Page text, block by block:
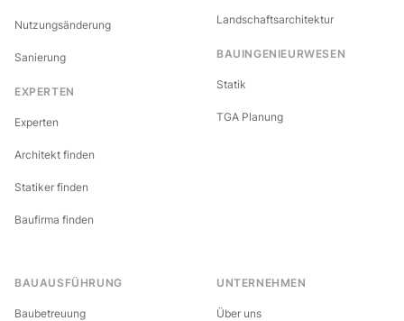
Nutzungsänderung
Sanierung
EXPERTEN
Experten
Architekt finden
Statiker finden
Baufirma finden
Landschaftsarchitektur
BAUINGENIEURWESEN
Statik
TGA Planung
BAUAUSFÜHRUNG
Baubetreuung
UNTERNEHMEN
Über uns